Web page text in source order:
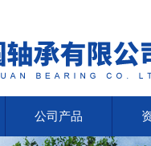
公司产品
公司产品